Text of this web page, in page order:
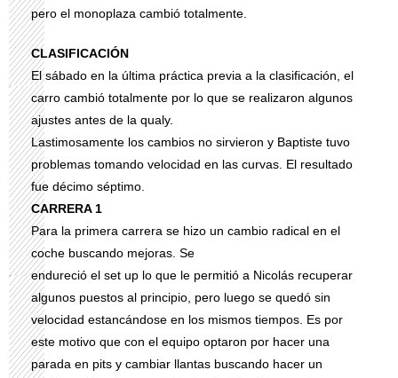
pero el monoplaza cambió totalmente.
CLASIFICACIÓN
El sábado en la última práctica previa a la clasificación, el
carro cambió totalmente por lo que se realizaron algunos
ajustes antes de la qualy.
Lastimosamente los cambios no sirvieron y Baptiste tuvo
problemas tomando velocidad en las curvas. El resultado
fue décimo séptimo.
CARRERA 1
Para la primera carrera se hizo un cambio radical en el
coche buscando mejoras. Se
endureció el set up lo que le permitió a Nicolás recuperar
algunos puestos al principio, pero luego se quedó sin
velocidad estancándose en los mismos tiempos. Es por
este motivo que con el equipo optaron por hacer una
parada en pits y cambiar llantas buscando hacer un